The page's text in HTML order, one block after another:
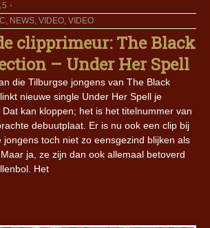
, NEWS, VIDEO, VIDEO
clipprimeur: The Black
– Under Her Spell
die Tilburgse jongens van The Black
nieuwe single Under Her Spell je
kan kloppen; het is het titelnummer van
debuutplaat. Er is nu ook een clip bij
jongens toch niet zo eensgezind blijken als
ja, ze zijn dan ook allemaal betoverd
Het